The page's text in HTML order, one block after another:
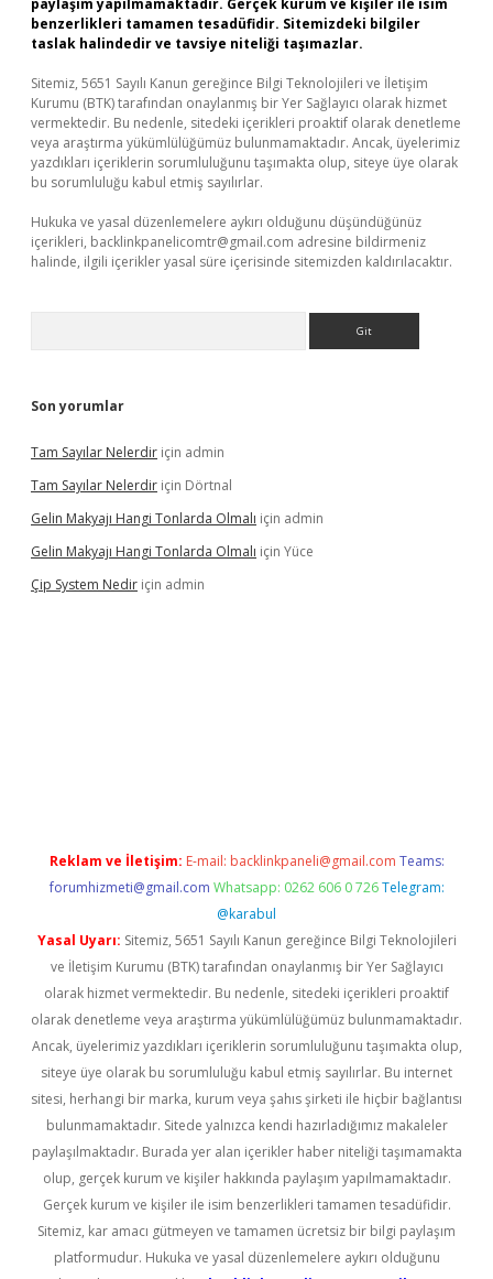
paylaşım yapılmamaktadır. Gerçek kurum ve kişiler ile isim
benzerlikleri tamamen tesadüfidir. Sitemizdeki bilgiler
taslak halindedir ve tavsiye niteliği taşımazlar.
Sitemiz, 5651 Sayılı Kanun gereğince Bilgi Teknolojileri ve İletişim
Kurumu (BTK) tarafından onaylanmış bir Yer Sağlayıcı olarak hizmet
vermektedir. Bu nedenle, sitedeki içerikleri proaktif olarak denetleme
veya araştırma yükümlülüğümüz bulunmamaktadır. Ancak, üyelerimiz
yazdıkları içeriklerin sorumluluğunu taşımakta olup, siteye üye olarak
bu sorumluluğu kabul etmiş sayılırlar.
Hukuka ve yasal düzenlemelere aykırı olduğunu düşündüğünüz
içerikleri, backlinkpanelicomtr@gmail.com adresine bildirmeniz
halinde, ilgili içerikler yasal süre içerisinde sitemizden kaldırılacaktır.
Son yorumlar
Tam Sayılar Nelerdir için admin
Tam Sayılar Nelerdir için Dörtnal
Gelin Makyajı Hangi Tonlarda Olmalı için admin
Gelin Makyajı Hangi Tonlarda Olmalı için Yüce
Çip System Nedir için admin
Reklam ve İletişim: E-mail: backlinkpaneli@gmail.com Teams:
forumhizmeti@gmail.com Whatsapp: 0262 606 0 726 Telegram:
@karabul
Yasal Uyarı: Sitemiz, 5651 Sayılı Kanun gereğince Bilgi Teknolojileri
ve İletişim Kurumu (BTK) tarafından onaylanmış bir Yer Sağlayıcı
olarak hizmet vermektedir. Bu nedenle, sitedeki içerikleri proaktif
olarak denetleme veya araştırma yükümlülüğümüz bulunmamaktadır.
Ancak, üyelerimiz yazdıkları içeriklerin sorumluluğunu taşımakta olup,
siteye üye olarak bu sorumluluğu kabul etmiş sayılırlar. Bu internet
sitesi, herhangi bir marka, kurum veya şahıs şirketi ile hiçbir bağlantısı
bulunmamaktadır. Sitede yalnızca kendi hazırladığımız makaleler
paylaşılmaktadır. Burada yer alan içerikler haber niteliği taşımamakta
olup, gerçek kurum ve kişiler hakkında paylaşım yapılmamaktadır.
Gerçek kurum ve kişiler ile isim benzerlikleri tamamen tesadüfidir.
Sitemiz, kar amacı gütmeyen ve tamamen ücretsiz bir bilgi paylaşım
platformudur. Hukuka ve yasal düzenlemelere aykırı olduğunu